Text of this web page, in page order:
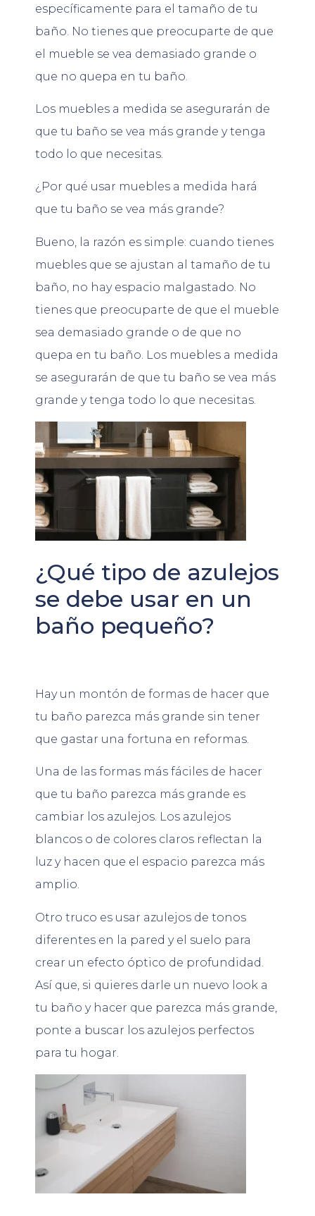
específicamente para el tamaño de tu
baño. No tienes que preocuparte de que
el mueble se vea demasiado grande o
que no quepa en tu baño.
Los muebles a medida se asegurarán de
que tu baño se vea más grande y tenga
todo lo que necesitas.
¿Por qué usar muebles a medida hará
que tu baño se vea más grande?
Bueno, la razón es simple: cuando tienes
muebles que se ajustan al tamaño de tu
baño, no hay espacio malgastado. No
tienes que preocuparte de que el mueble
sea demasiado grande o de que no
quepa en tu baño. Los muebles a medida
se asegurarán de que tu baño se vea más
grande y tenga todo lo que necesitas.
¿Qué tipo de azulejos
se debe usar en un
baño pequeño?
Hay un montón de formas de hacer que
tu baño parezca más grande sin tener
que gastar una fortuna en reformas.
Una de las formas más fáciles de hacer
que tu baño parezca más grande es
cambiar los azulejos. Los azulejos
blancos o de colores claros reflectan la
luz y hacen que el espacio parezca más
amplio.
Otro truco es usar azulejos de tonos
diferentes en la pared y el suelo para
crear un efecto óptico de profundidad.
Así que, si quieres darle un nuevo look a
tu baño y hacer que parezca más grande,
ponte a buscar los azulejos perfectos
para tu hogar.